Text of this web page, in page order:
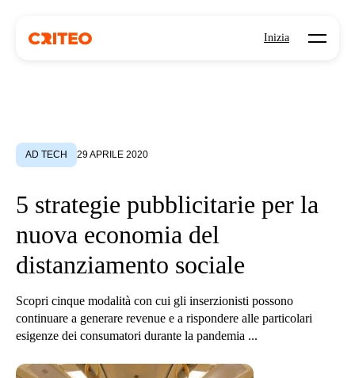
Inizia Open
AD TECH 29 APRILE 2020
5 strategie pubblicitarie per la
nuova economia del
distanziamento sociale
Scopri cinque modalità con cui gli inserzionisti possono
continuare a generare revenue e a rispondere alle particolari
esigenze dei consumatori durante la pandemia ...